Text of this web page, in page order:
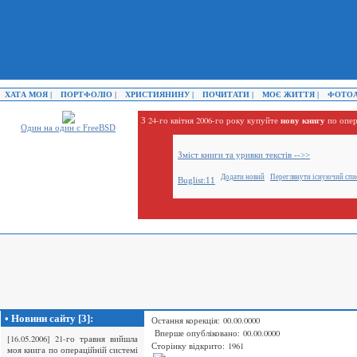
ХАТА МОЯ | ПОРТФОЛІО | ХРИСТИЯНИНУ | ПОЧИТАТИ | МОЄ ЖИТТЯ |
Один на один с FreeBSD
З 24-го квітня 2006-го року купуйте нову книгу по
Зміст книги та уривки текстів -->>
Buglist:11 Додати новий Переглянути існуючий
• Новини сайту [3]:
[16.05.2006] 21-го травня вийшла
моя книга по операційній системі
Остання корекція: 00.00.0000
Вперше опубліковано: 00.00.0000
Сторінку відкрито: 1961